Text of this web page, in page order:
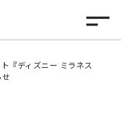
『ディズニー ミラネス
せ